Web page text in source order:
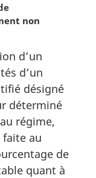
non
d’un
d’un
désigné
déterminé
régime,
au
de
quant à